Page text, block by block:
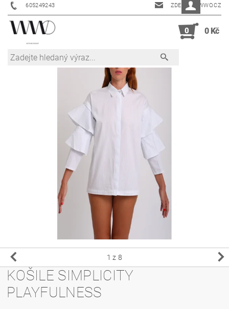
605249243 ZDENKA@WWO.CZ
0 0 Kč
1 z 8
KOŠILE SIMPLICITY
PLAYFULNESS